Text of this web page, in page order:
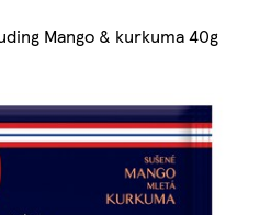
Mango & kurkuma 40g